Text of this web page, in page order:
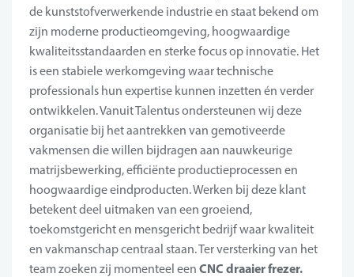
de kunststofverwerkende industrie en staat bekend om
zijn moderne productieomgeving, hoogwaardige
kwaliteitsstandaarden en sterke focus op innovatie. Het
is een stabiele werkomgeving waar technische
professionals hun expertise kunnen inzetten én verder
ontwikkelen. Vanuit Talentus ondersteunen wij deze
organisatie bij het aantrekken van gemotiveerde
vakmensen die willen bijdragen aan nauwkeurige
matrijsbewerking, efficiënte productieprocessen en
hoogwaardige eindproducten. Werken bij deze klant
betekent deel uitmaken van een groeiend,
toekomstgericht en mensgericht bedrijf waar kwaliteit
en vakmanschap centraal staan. Ter versterking van het
team zoeken zij momenteel een CNC draaier frezer.